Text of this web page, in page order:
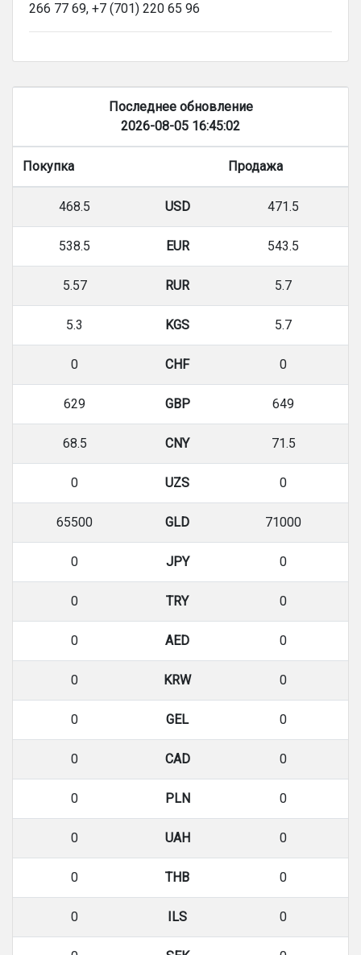
266 77 69, +7 (701) 220 65 96
Последнее обновление
2026-08-05 16:45:02
Покупка Продажа
468.5 USD 471.5
538.5 EUR 543.5
5.57 RUR 5.7
5.3 KGS 5.7
0 CHF 0
629 GBP 649
68.5 CNY 71.5
0 UZS 0
65500 GLD 71000
0 JPY 0
0 TRY 0
0 AED 0
0 KRW 0
0 GEL 0
0 CAD 0
0 PLN 0
0 UAH 0
0 THB 0
0 ILS 0